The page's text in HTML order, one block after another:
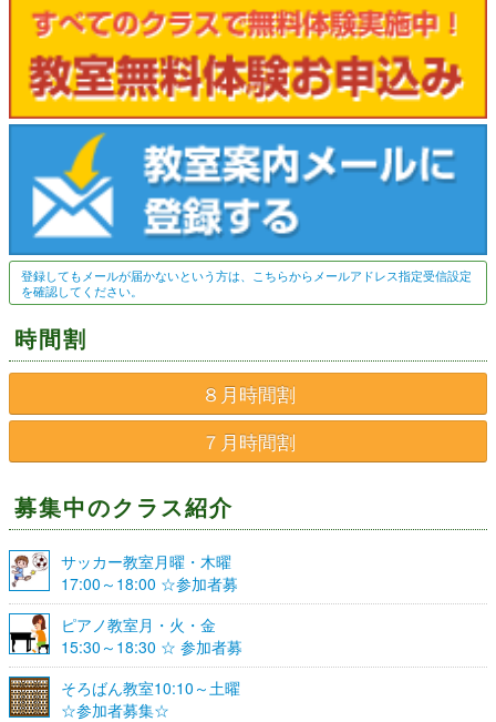
登録してもメールが届かないという方は、こちらからメールアドレス指定受信設定
を確認してください。
時間割
８月時間割
７月時間割
募集中のクラス紹介
サッカー教室月曜・木曜
17:00～18:00 ☆参加者募
集☆
ピアノ教室月・火・金
15:30～18:30 ☆ 参加者募
集☆
そろばん教室10:10～土曜
☆参加者募集☆